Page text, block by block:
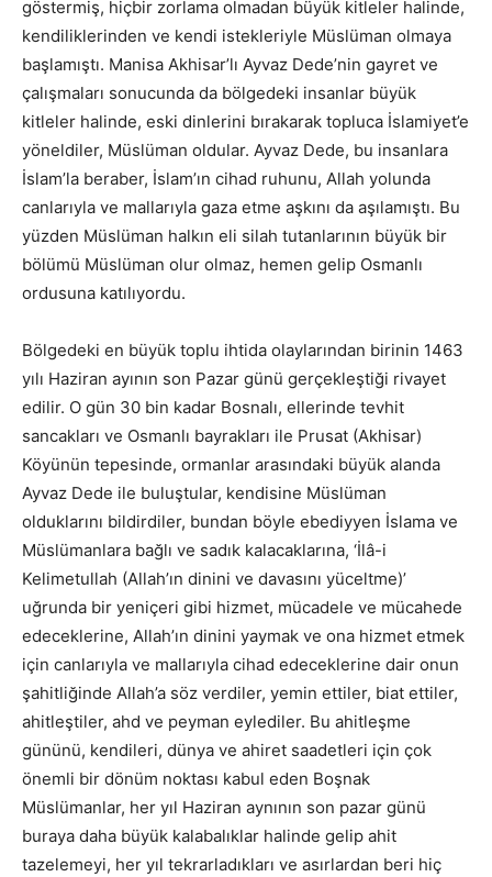
göstermiş, hiçbir zorlama olmadan büyük kitleler halinde,
kendiliklerinden ve kendi istekleriyle Müslüman olmaya
başlamıştı. Manisa Akhisar’lı Ayvaz Dede’nin gayret ve
çalışmaları sonucunda da bölgedeki insanlar büyük
kitleler halinde, eski dinlerini bırakarak topluca İslamiyet’e
yöneldiler, Müslüman oldular. Ayvaz Dede, bu insanlara
İslam’la beraber, İslam’ın cihad ruhunu, Allah yolunda
canlarıyla ve mallarıyla gaza etme aşkını da aşılamıştı. Bu
yüzden Müslüman halkın eli silah tutanlarının büyük bir
bölümü Müslüman olur olmaz, hemen gelip Osmanlı
ordusuna katılıyordu.
Bölgedeki en büyük toplu ihtida olaylarından birinin 1463
yılı Haziran ayının son Pazar günü gerçekleştiği rivayet
edilir. O gün 30 bin kadar Bosnalı, ellerinde tevhit
sancakları ve Osmanlı bayrakları ile Prusat (Akhisar)
Köyünün tepesinde, ormanlar arasındaki büyük alanda
Ayvaz Dede ile buluştular, kendisine Müslüman
olduklarını bildirdiler, bundan böyle ebediyyen İslama ve
Müslümanlara bağlı ve sadık kalacaklarına, ‘İlâ-i
Kelimetullah (Allah’ın dinini ve davasını yüceltme)’
uğrunda bir yeniçeri gibi hizmet, mücadele ve mücahede
edeceklerine, Allah’ın dinini yaymak ve ona hizmet etmek
için canlarıyla ve mallarıyla cihad edeceklerine dair onun
şahitliğinde Allah’a söz verdiler, yemin ettiler, biat ettiler,
ahitleştiler, ahd ve peyman eylediler. Bu ahitleşme
gününü, kendileri, dünya ve ahiret saadetleri için çok
önemli bir dönüm noktası kabul eden Boşnak
Müslümanlar, her yıl Haziran aynının son pazar günü
buraya daha büyük kalabalıklar halinde gelip ahit
tazelemeyi, her yıl tekrarladıkları ve asırlardan beri hiç